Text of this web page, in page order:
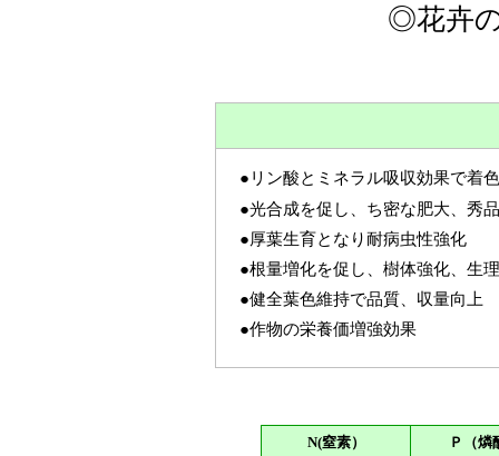
◎花卉
●リン酸とミネラル吸収効果で着
●光合成を促し、ち密な肥大、秀
●厚葉生育となり耐病虫性強化
●根量増化を促し、樹体強化、生
●健全葉色維持で品質、収量向上
●作物の栄養価増強効果
N(窒素）
Ｐ（燐